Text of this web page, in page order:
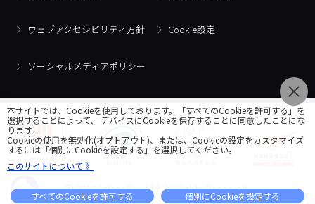
ウェブアクセシビリティ方針 Cookie設定
ソーシャルメディアポリシー
© 2018 Artner Co., Ltd. All Rights Reserved.
本サイトでは、Cookieを使用しております。「すべてのCookieを許可する」を
選択することによって、 デバイスにCookieを保存することに同意したことにな
ります。
Cookieの使用を無効化(オプトアウト)、または、Cookieの設定をカスタマイズ
するには「個別にCookieを設定する」を選択してください。
このサイトについて 》
すべてのCookieを許可する 個別にCookieを設定する